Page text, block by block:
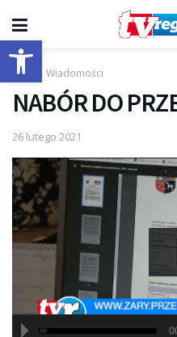
Otwórz pasek narzędzi
Start Wiadomości
NABÓR DO
26 lutego 2021